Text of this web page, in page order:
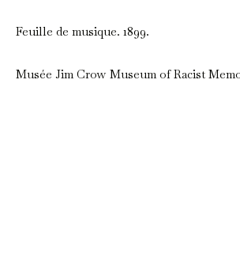
Feuille de musique. 1899.
Musée Jim Crow Museum of Racist